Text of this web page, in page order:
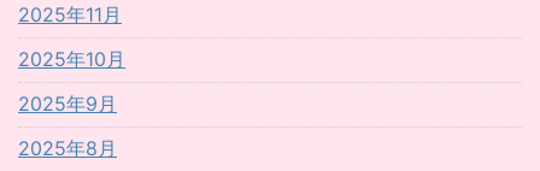
2025年11月
2025年10月
2025年9月
2025年8月